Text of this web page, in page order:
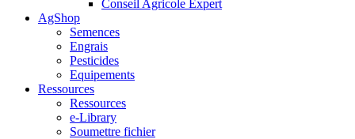
Conseil Agricole Expert
AgShop
Semences
Engrais
Pesticides
Equipements
Ressources
Ressources
e-Library
Soumettre fichier